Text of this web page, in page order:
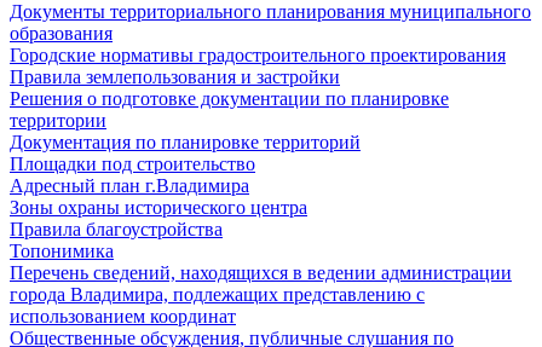
Документы территориального планирования муниципального
образования
Городские нормативы градостроительного проектирования
Правила землепользования и застройки
Решения о подготовке документации по планировке
территории
Документация по планировке территорий
Площадки под строительство
Адресный план г.Владимира
Зоны охраны исторического центра
Правила благоустройства
Топонимика
Перечень сведений, находящихся в ведении администрации
города Владимира, подлежащих представлению с
использованием координат
Общественные обсуждения, публичные слушания по